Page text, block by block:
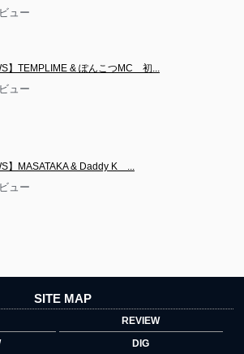
ュー
】TEMPLIME & ぽんこつMC　初...
ュー
】MASATAKA & Daddy K　...
ュー
SITE MAP
REVIEW
DIG